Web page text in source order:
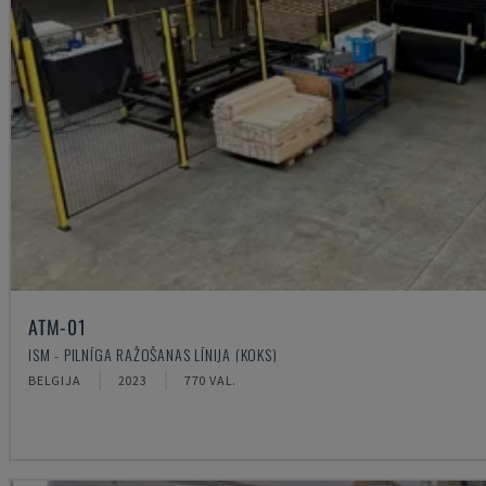
ATM-01
ISM - PILNĪGA RAŽOŠANAS LĪNIJA (KOKS)
BELGIJA 2023 770 VAL.